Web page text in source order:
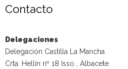
Contacto
Delegaciones
Delegación Castilla La Mancha
Crta. Hellín nº 18 Isso , Albacete.